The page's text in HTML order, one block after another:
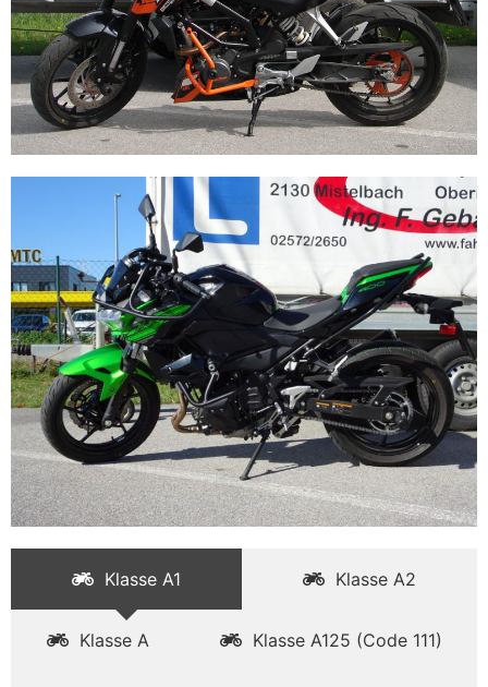
Klasse A1 Klasse A2
Klasse A Klasse A125 (Code 111)